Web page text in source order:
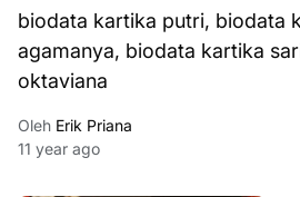
biodata kartika putri, biodata
agamanya, biodata kartika
oktaviana
Oleh Erik Priana
11 year ago